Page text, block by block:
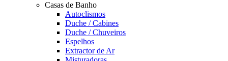
Casas de Banho
Autoclismos
Duche / Cabines
Duche / Chuveiros
Espelhos
Extractor de Ar